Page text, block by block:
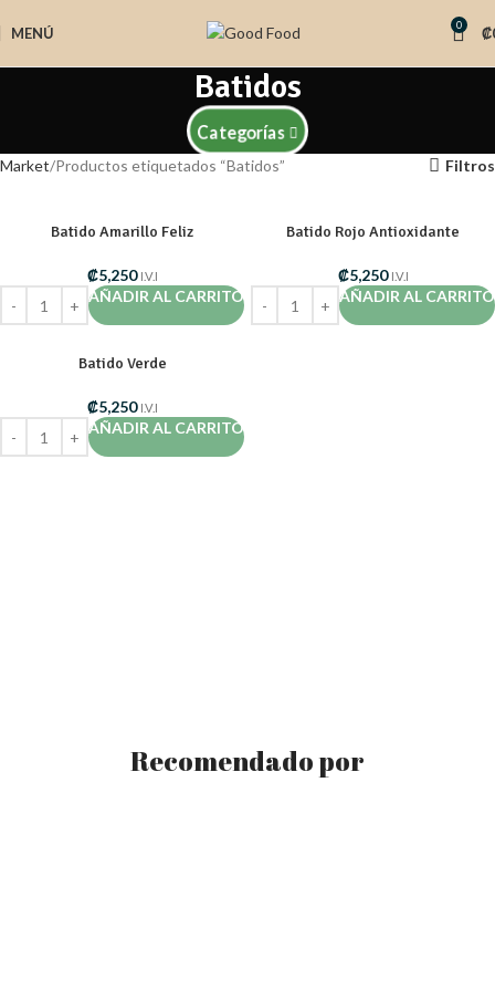
MENÚ 0 ₡
Batidos
Categorías
Market Productos etiquetados “Batidos” Filtros
Batido Amarillo Feliz
₡5,250 I.V.I
AÑADIR AL CARRITO
Batido Rojo Antioxidante
₡5,250 I.V.I
AÑADIR AL CARRITO
Batido Verde
₡5,250 I.V.I
AÑADIR AL CARRITO
Recomendado por